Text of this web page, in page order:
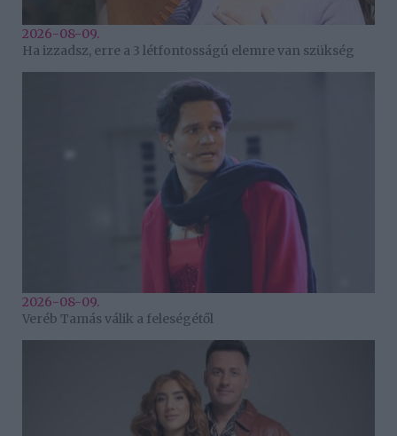
2026-08-09.
Ha izzadsz, erre a 3 létfontosságú elemre van szükség
2026-08-09.
Veréb Tamás válik a feleségétől